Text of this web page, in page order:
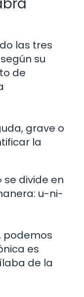
las tres
su
de
grave o
la
se divide en
u-ni-
podemos
es
de la